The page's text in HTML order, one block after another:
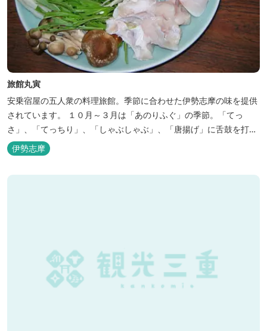
旅館丸寅
安乗宿屋の五人衆の料理旅館。季節に合わせた伊勢志摩の味を提供
されています。 １０月～３月は「あのりふぐ」の季節。「てっ
さ」、「てっちり」、「しゃぶしゃぶ」、「唐揚げ」に舌鼓を打っ
ていただけます。その他、クエマス、伊勢エビ料理もあり。
伊勢志摩